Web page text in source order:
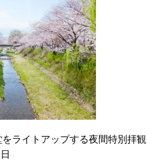
ライトアップする夜間特別拝観